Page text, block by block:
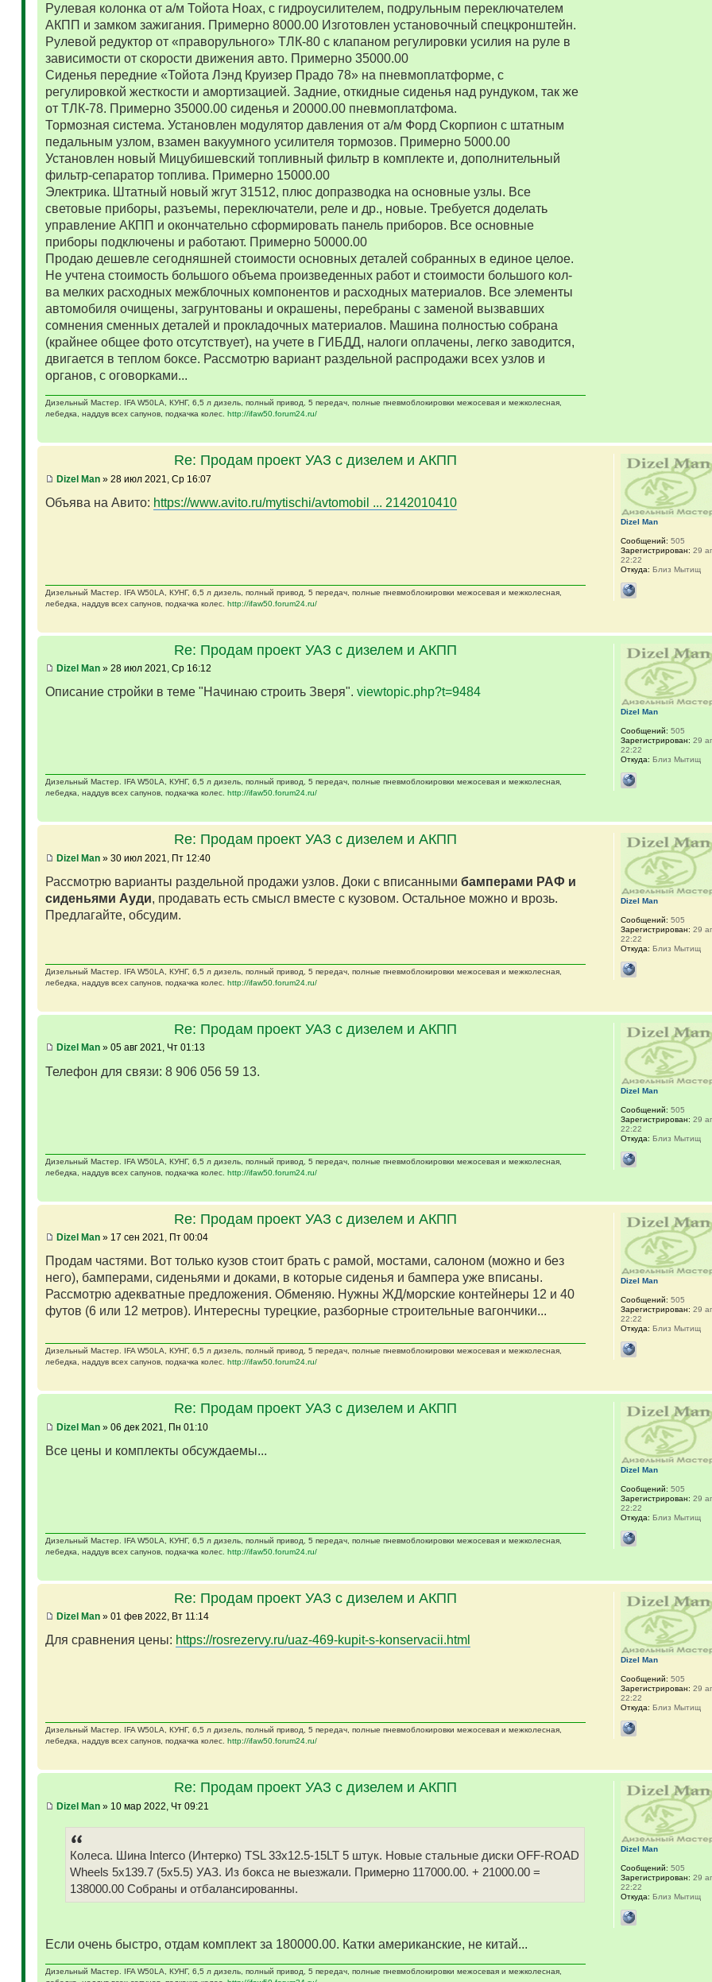
Рулевая колонка от а/м Тойота Ноах, с гидроусилителем, подрульным переключателем
АКПП и замком зажигания. Примерно 8000.00 Изготовлен установочный спецкронштейн.
Рулевой редуктор от «праворульного» ТЛК-80 с клапаном регулировки усилия на руле в
зависимости от скорости движения авто. Примерно 35000.00
Сиденья передние «Тойота Лэнд Круизер Прадо 78» на пневмоплатформе, с
регулировкой жесткости и амортизацией. Задние, откидные сиденья над рундуком, так же
от ТЛК-78. Примерно 35000.00 сиденья и 20000.00 пневмоплатфома.
Тормозная система. Установлен модулятор давления от а/м Форд Скорпион с штатным
педальным узлом, взамен вакуумного усилителя тормозов. Примерно 5000.00
Установлен новый Мицубишевский топливный фильтр в комплекте и, дополнительный
фильтр-сепаратор топлива. Примерно 15000.00
Электрика. Штатный новый жгут 31512, плюс допразводка на основные узлы. Все
световые приборы, разъемы, переключатели, реле и др., новые. Требуется доделать
управление АКПП и окончательно сформировать панель приборов. Все основные
приборы подключены и работают. Примерно 50000.00
Продаю дешевле сегодняшней стоимости основных деталей собранных в единое целое.
Не учтена стоимость большого объема произведенных работ и стоимости большого кол-
ва мелких расходных межблочных компонентов и расходных материалов. Все элементы
автомобиля очищены, загрунтованы и окрашены, перебраны с заменой вызвавших
сомнения сменных деталей и прокладочных материалов. Машина полностью собрана
(крайнее общее фото отсутствует), на учете в ГИБДД, налоги оплачены, легко заводится,
двигается в теплом боксе. Рассмотрю вариант раздельной распродажи всех узлов и
органов, с оговорками...
Дизельный Мастер. IFA W50LA, КУНГ, 6,5 л дизель, полный привод, 5 передач, полные пневмоблокировки межосевая и межколесная,
лебедка, наддув всех сапунов, подкачка колес. http://ifaw50.forum24.ru/
Re: Продам проект УАЗ с дизелем и АКПП
Dizel Man» 28 июл 2021, Ср 16:07
Объява на Авито: https://www.avito.ru/mytischi/avtomobil ... 2142010410
Дизельный Мастер. IFA W50LA, КУНГ, 6,5 л дизель, полный привод, 5 передач, полные пневмоблокировки межосевая и межколесная,
лебедка, наддув всех сапунов, подкачка колес. http://ifaw50.forum24.ru/
Dizel Man
Сообщений: 505
Зарегистрирован: 29
22:22
Откуда: Близ Мытищ
Re: Продам проект УАЗ с дизелем и АКПП
Dizel Man» 28 июл 2021, Ср 16:12
Описание стройки в теме "Начинаю строить Зверя". viewtopic.php?t=9484
Дизельный Мастер. IFA W50LA, КУНГ, 6,5 л дизель, полный привод, 5 передач, полные пневмоблокировки межосевая и межколесная,
лебедка, наддув всех сапунов, подкачка колес. http://ifaw50.forum24.ru/
Dizel Man
Сообщений: 505
Зарегистрирован: 29
22:22
Откуда: Близ Мытищ
Re: Продам проект УАЗ с дизелем и АКПП
Dizel Man» 30 июл 2021, Пт 12:40
Рассмотрю варианты раздельной продажи узлов. Доки с вписанными бамперами РАФ и
сиденьями Ауди, продавать есть смысл вместе с кузовом. Остальное можно и врозь.
Предлагайте, обсудим.
Дизельный Мастер. IFA W50LA, КУНГ, 6,5 л дизель, полный привод, 5 передач, полные пневмоблокировки межосевая и межколесная,
лебедка, наддув всех сапунов, подкачка колес. http://ifaw50.forum24.ru/
Dizel Man
Сообщений: 505
Зарегистрирован: 29
22:22
Откуда: Близ Мытищ
Re: Продам проект УАЗ с дизелем и АКПП
Dizel Man» 05 авг 2021, Чт 01:13
Телефон для связи: 8 906 056 59 13.
Дизельный Мастер. IFA W50LA, КУНГ, 6,5 л дизель, полный привод, 5 передач, полные пневмоблокировки межосевая и межколесная,
лебедка, наддув всех сапунов, подкачка колес. http://ifaw50.forum24.ru/
Dizel Man
Сообщений: 505
Зарегистрирован: 29
22:22
Откуда: Близ Мытищ
Re: Продам проект УАЗ с дизелем и АКПП
Dizel Man» 17 сен 2021, Пт 00:04
Продам частями. Вот только кузов стоит брать с рамой, мостами, салоном (можно и без
него), бамперами, сиденьями и доками, в которые сиденья и бампера уже вписаны.
Рассмотрю адекватные предложения. Обменяю. Нужны ЖД/морские контейнеры 12 и 40
футов (6 или 12 метров). Интересны турецкие, разборные строительные вагончики...
Дизельный Мастер. IFA W50LA, КУНГ, 6,5 л дизель, полный привод, 5 передач, полные пневмоблокировки межосевая и межколесная,
лебедка, наддув всех сапунов, подкачка колес. http://ifaw50.forum24.ru/
Dizel Man
Сообщений: 505
Зарегистрирован: 29
22:22
Откуда: Близ Мытищ
Re: Продам проект УАЗ с дизелем и АКПП
Dizel Man» 06 дек 2021, Пн 01:10
Все цены и комплекты обсуждаемы...
Дизельный Мастер. IFA W50LA, КУНГ, 6,5 л дизель, полный привод, 5 передач, полные пневмоблокировки межосевая и межколесная,
лебедка, наддув всех сапунов, подкачка колес. http://ifaw50.forum24.ru/
Dizel Man
Сообщений: 505
Зарегистрирован: 29
22:22
Откуда: Близ Мытищ
Re: Продам проект УАЗ с дизелем и АКПП
Dizel Man» 01 фев 2022, Вт 11:14
Для сравнения цены: https://rosrezervy.ru/uaz-469-kupit-s-konservacii.html
Дизельный Мастер. IFA W50LA, КУНГ, 6,5 л дизель, полный привод, 5 передач, полные пневмоблокировки межосевая и межколесная,
лебедка, наддув всех сапунов, подкачка колес. http://ifaw50.forum24.ru/
Dizel Man
Сообщений: 505
Зарегистрирован: 29
22:22
Откуда: Близ Мытищ
Re: Продам проект УАЗ с дизелем и АКПП
Dizel Man» 10 мар 2022, Чт 09:21
Колеса. Шина Interco (Интерко) TSL 33x12.5-15LT 5 штук. Новые стальные диски OFF-ROAD
Wheels 5x139.7 (5x5.5) УАЗ. Из бокса не выезжали. Примерно 117000.00. + 21000.00 =
138000.00 Собраны и отбалансированны.
Если очень быстро, отдам комплект за 180000.00. Катки американские, не китай...
Дизельный Мастер. IFA W50LA, КУНГ, 6,5 л дизель, полный привод, 5 передач, полные пневмоблокировки межосевая и межколесная,
Dizel Man
Сообщений: 505
Зарегистрирован: 29
22:22
Откуда: Близ Мытищ